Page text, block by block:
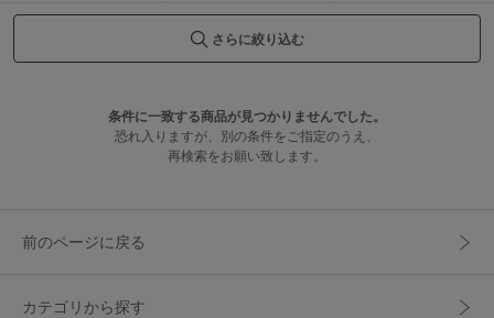
さらに絞り込む
条件に一致する商品が見つかりませんでした。
恐れ入りますが、別の条件をご指定のうえ、
再検索をお願い致します。
前のページに戻る
カテゴリから探す